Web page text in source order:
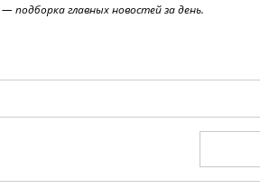
— подборка главных новостей за день.